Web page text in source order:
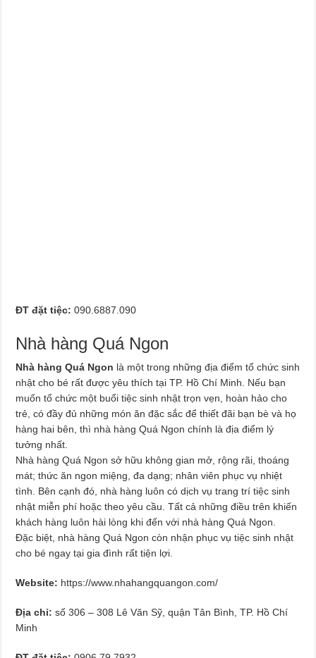
ĐT đặt tiệc:090.6887.090
Nhà hàng Quá Ngon
Nhà hàng Quá Ngon là một trong những địa điểm tổ chức sinh
nhật cho bé rất được yêu thích tại TP. Hồ Chí Minh. Nếu bạn
muốn tổ chức một buổi tiệc sinh nhật trọn vẹn, hoàn hảo cho
trẻ, có đầy đủ những món ăn đặc sắc để thiết đãi bạn bè và họ
hàng hai bên, thì nhà hàng Quá Ngon chính là địa điểm lý
tưởng nhất.
Nhà hàng Quá Ngon sở hữu không gian mở, rộng rãi, thoáng
mát; thức ăn ngon miệng, đa dạng; nhân viên phục vụ nhiệt
tình. Bên cạnh đó, nhà hàng luôn có dịch vụ trang trí tiệc sinh
nhật miễn phí hoặc theo yêu cầu. Tất cả những điều trên khiến
khách hàng luôn hài lòng khi đến với nhà hàng Quá Ngon.
Đặc biệt, nhà hàng Quá Ngon còn nhận phục vụ tiệc sinh nhật
cho bé ngay tại gia đình rất tiện lợi.
Website: https://www.nhahangquangon.com/
Địa chỉ: số 306 – 308 Lê Văn Sỹ, quận Tân Bình, TP. Hồ Chí
Minh